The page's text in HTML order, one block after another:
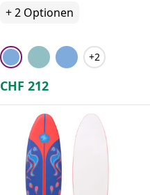
+2 Optionen
+2
CHF 212